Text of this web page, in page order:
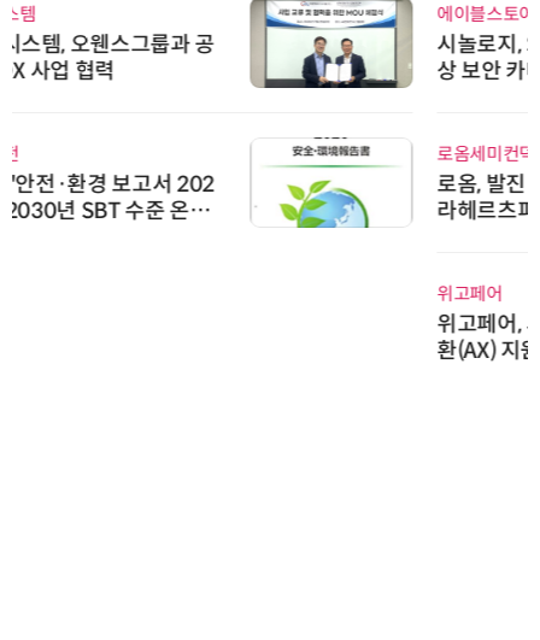
에이블스토어
시놀로지, SK네트웍스서비스와 영
상 보안 카메라 국내 독점 판매 파
로옴, 발진 출력 4배 높인 2세대 테
라헤르츠파 발진 디바이스 개발